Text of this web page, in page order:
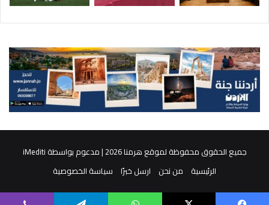
جميع الحقوق محفوظة لموقع هرمنا 2026 | مدعوم بواسطة
iMediti
الرئيسية
من نحن ارسل خبرًا سياسة الخصوصية